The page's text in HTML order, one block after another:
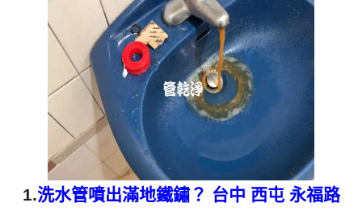
1.洗水管噴出滿地鐵鏽？ 台中 西屯 永福路